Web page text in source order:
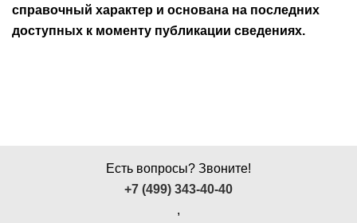
справочный характер и основана на последних
доступных к моменту публикации сведениях.
Есть вопросы? Звоните!
+7 (499) 343-40-40
,